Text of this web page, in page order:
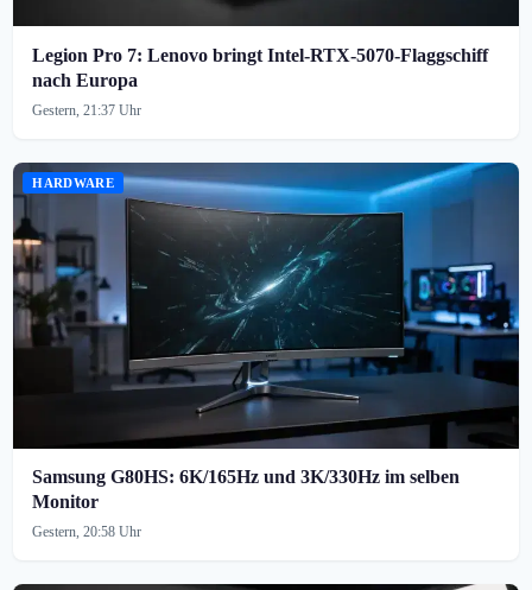
Legion Pro 7: Lenovo bringt Intel-RTX-5070-Flaggschiff
nach Europa
Gestern, 21:37 Uhr
HARDWARE
Samsung G80HS: 6K/165Hz und 3K/330Hz im selben
Monitor
Gestern, 20:58 Uhr